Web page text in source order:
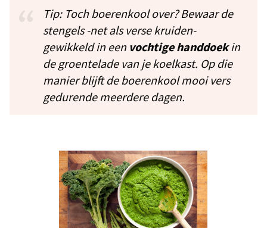
Tip: Toch boerenkool over? Bewaar de
stengels -net als verse kruiden-
gewikkeld in een vochtige handdoekin
de groentelade van je koelkast. Op die
manier blijft de boerenkool mooi vers
gedurende meerdere dagen.